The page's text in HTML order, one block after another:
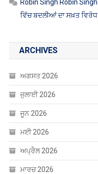
Robin Singh Robin Singh
ਵਿੱਚ ਬਦਲੀਆਂ ਦਾ ਸਖ਼ਤ ਵਿਰੋਧ
ARCHIVES
ਅਗਸਤ 2026
ਜੁਲਾਈ 2026
ਜੂਨ 2026
ਮਈ 2026
ਅਪ੍ਰੈਲ 2026
ਮਾਰਚ 2026